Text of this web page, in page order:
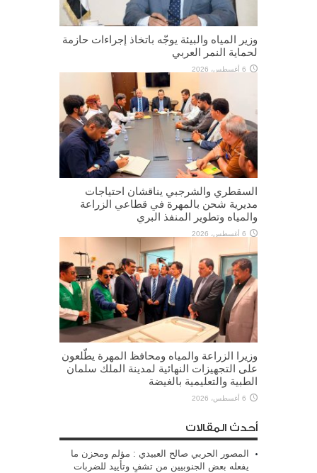
وزير المياه والبيئة يوجّه باتخاذ إجراءات حازمة
لحماية النمر العربي
6 أغسطس، 2026
السقطري والشرجبي يناقشان احتياجات
مديرية شحن بالمهرة في قطاعي الزراعة
والمياه وتطوير المنفذ البري
6 أغسطس، 2026
وزيرا الزراعة والمياه ومحافظ المهرة يطّلعون
على التجهيزات النهائية لمدينة الملك سلمان
الطبية والتعليمية بالغيضة
6 أغسطس، 2026
أحدث المقالات
المصور الحربي صالح العبيدي : مؤلم ومحزن ما
يفعله بعض الجنوبيين من تشفٍ وتأييد للضربات